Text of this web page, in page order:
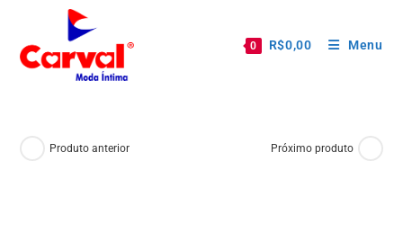
0 R$0,00 Menu
Produto anterior Próximo produto